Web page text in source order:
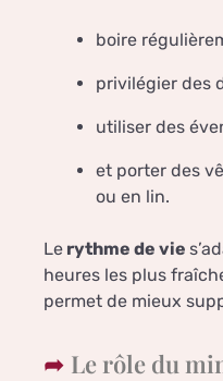
boire
privilégier des
utiliser des
et porter des
ou en lin.
Le rythme de vie
heures les plus
permet de mieux
Le rôle du